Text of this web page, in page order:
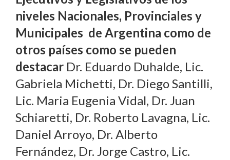
niveles Nacionales, Provinciales y
Municipales de Argentina como de
otros países como se pueden
destacar Dr. Eduardo Duhalde, Lic.
Gabriela Michetti, Dr. Diego Santilli,
Lic. Maria Eugenia Vidal, Dr. Juan
Schiaretti, Dr. Roberto Lavagna, Lic.
Daniel Arroyo, Dr. Alberto
Fernández, Dr. Jorge Castro, Lic.